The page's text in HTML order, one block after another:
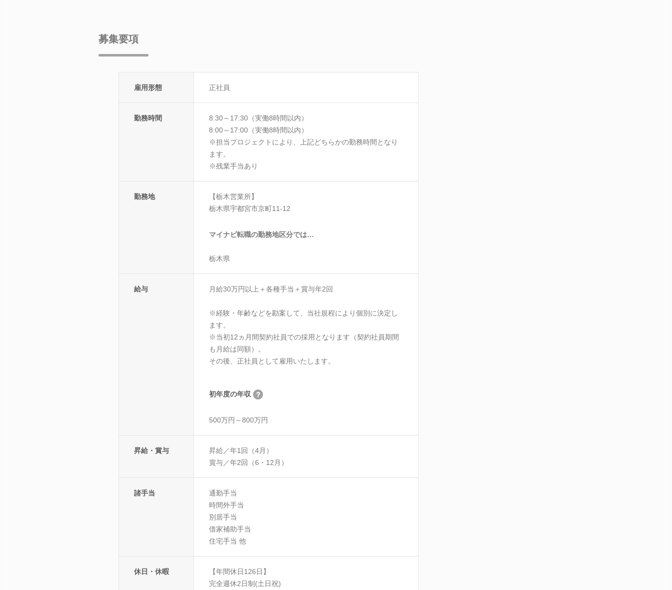
募集要項
雇用形態 正社員
勤務時間
8:30～17:30（実働8時間以内）
8:00～17:00（実働8時間以内）
※担当プロジェクトにより、上記どちらかの勤務時間となり
ます。
※残業手当あり
勤務地
【栃木営業所】
栃木県宇都宮市京町11-12
マイナビ転職の勤務地区分では…
栃木県
給与 月給30万円以上＋各種手当＋賞与年2回
※経験・年齢などを勘案して、当社規程により個別に決定し
ます。
※当初12ヵ月間契約社員での採用となります（契約社員期間
も月給は同額）。
その後、正社員として雇用いたします。
初年度の年収
500万円～800万円
昇給・賞与
昇給／年1回（4月）
賞与／年2回（6・12月）
諸手当
通勤手当
時間外手当
別居手当
借家補助手当
住宅手当 他
休日・休暇
【年間休日126日】
完全週休2日制(土日祝)